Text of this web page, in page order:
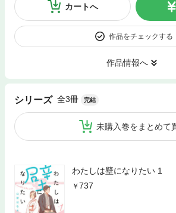
カートへ
作品をチェックする
作品情報へ
シリーズ 全3冊 完結
未購入巻をまとめて
わたしは壁になりたい 1
737